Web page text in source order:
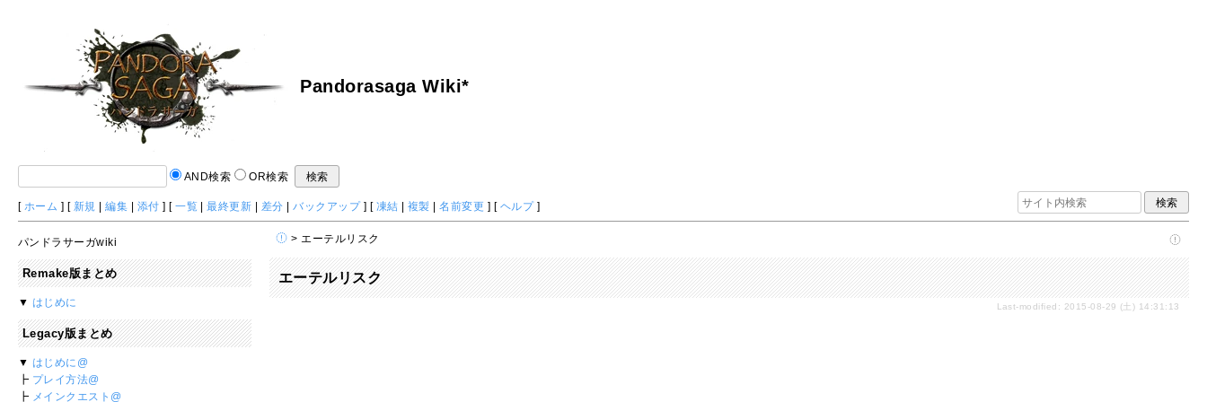
Pandorasaga Wiki*
AND検索 OR検索
[ ホーム ] [ 新規 |編集 添付 ] [一覧 |最終更新 差分 |バックアップ] [ 凍結 複製 |名前変更 ] [ ヘルプ]
> エーテルリスク
エーテルリスク
Last-modified: 2015-08-29 (土) 14:31:13
パンドラサーガwiki
Remake版まとめ
▼ はじめに
Legacy版まとめ
▼ はじめに@
┣ プレイ方法@
┣ メインクエスト@